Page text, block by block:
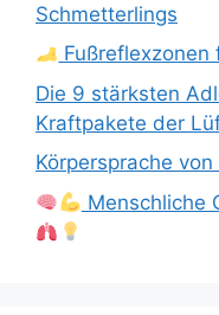
Schmetterlings
Fußreflexzonen
Die 9 stärksten
Kraftpakete der
Körpersprache
Menschliche